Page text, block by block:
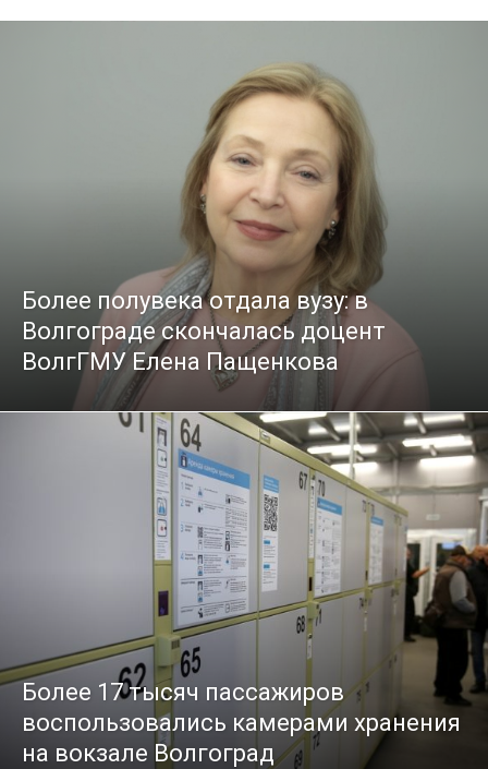
Более полувека отдала вузу: в
Волгограде скончалась доцент
ВолгГМУ Елена Пащенкова
Более 17 тысяч пассажиров
воспользовались камерами хранения
на вокзале Волгоград